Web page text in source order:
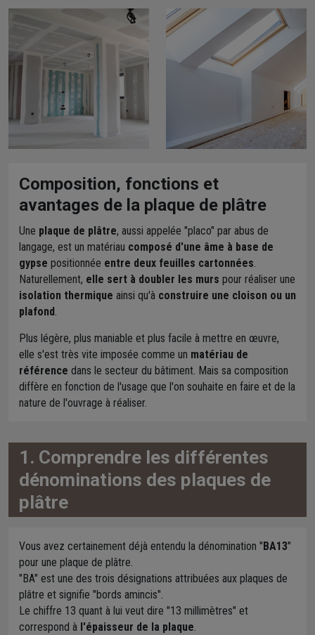
Composition, fonctions et
avantages de la plaque de plâtre
Une plaque de plâtre, aussi appelée "placo" par abus de
langage, est un matériau composé d'une âme à base de
gypse positionnée entre deux feuilles cartonnées.
Naturellement, elle sert à doubler les murs pour réaliser une
isolation thermique ainsi qu'à construire une cloison ou un
plafond .
Plus légère, plus maniable et plus facile à mettre en œuvre,
elle s'est très vite imposée comme un matériau de
référence dans le secteur du bâtiment. Mais sa composition
diffère en fonction de l'usage que l'on souhaite en faire et de la
nature de l'ouvrage à réaliser.
1. Comprendre les différentes
dénominations des plaques de
plâtre
Vous avez certainement déjà entendu la dénomination " BA13"
pour une plaque de plâtre.
"BA" est une des trois désignations attribuées aux plaques de
plâtre et signifie "bords amincis".
Le chiffre 13 quant à lui veut dire "13 millimètres" et
correspond à l'épaisseur de la plaque.